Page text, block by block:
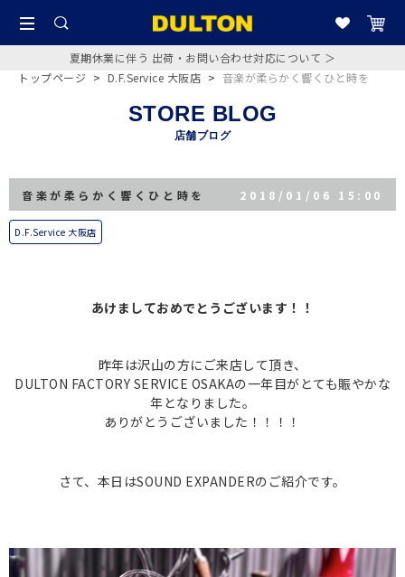
夏期休業に伴う 出荷・お問い合わせ対応について ＞
トップページ > D.F.Service 大阪店 > 音楽が柔らかく響くひと時を
STORE BLOG
店舗ブログ
音楽が柔らかく響くひと時を 2018/01/06 15:00
D.F.Service 大阪店
あけましておめでとうございます！！
昨年は沢山の方にご来店して頂き、
DULTON FACTORY SERVICE OSAKAの一年目がとても賑やかな
年となりました。
ありがとうございました！！！！
さて、本日はSOUND EXPANDERのご紹介です。